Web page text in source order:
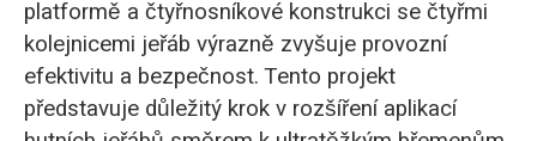
platformě a čtyřnosníkové konstrukci se čtyřmi
kolejnicemi jeřáb výrazně zvyšuje provozní
efektivitu a bezpečnost. Tento projekt
představuje důležitý krok v rozšíření aplikací